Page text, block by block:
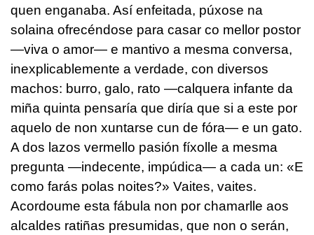
quen enganaba. Así enfeitada, púxose na
solaina ofrecéndose para casar co mellor postor
—viva o amor— e mantivo a mesma conversa,
inexplicablemente a verdade, con diversos
machos: burro, galo, rato —calquera infante da
miña quinta pensaría que diría que si a este por
aquelo de non xuntarse cun de fóra— e un gato.
A dos lazos vermello pasión fíxolle a mesma
pregunta —indecente, impúdica— a cada un: «E
como farás polas noites?» Vaites, vaites.
Acordoume esta fábula non por chamarlle aos
alcaldes ratiñas presumidas, que non o serán,